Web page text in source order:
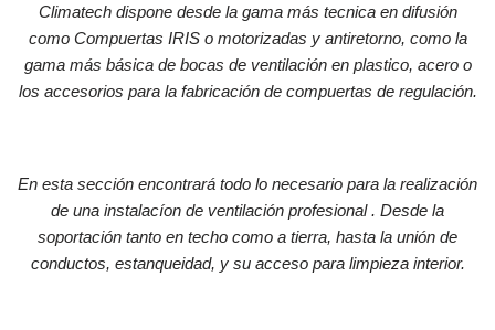
Climatech dispone desde la gama más tecnica en difusión
como Compuertas IRIS o motorizadas y antiretorno, como la
gama más básica de bocas de ventilación en plastico, acero o
los accesorios para la fabricación de compuertas de regulación.
En esta sección encontrará todo lo necesario para la realización
de una instalacíon de ventilación profesional . Desde la
soportación tanto en techo como a tierra, hasta la unión de
conductos, estanqueidad, y su acceso para limpieza interior.